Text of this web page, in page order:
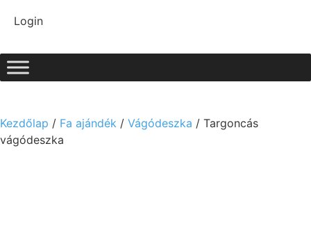
Login
Kezdőlap / Fa ajándék / Vágódeszka / Targoncás
vágódeszka